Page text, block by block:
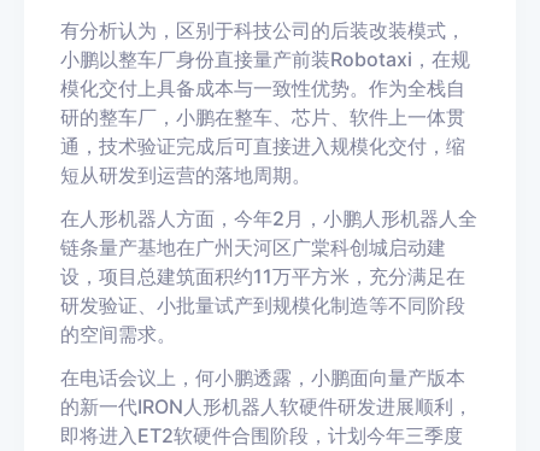
有分析认为，区别于科技公司的后装改装模式，
小鹏以整车厂身份直接量产前装Robotaxi，在规
模化交付上具备成本与一致性优势。作为全栈自
研的整车厂，小鹏在整车、芯片、软件上一体贯
通，技术验证完成后可直接进入规模化交付，缩
短从研发到运营的落地周期。
在人形机器人方面，今年2月，小鹏人形机器人全
链条量产基地在广州天河区广棠科创城启动建
设，项目总建筑面积约11万平方米，充分满足在
研发验证、小批量试产到规模化制造等不同阶段
的空间需求。
在电话会议上，何小鹏透露，小鹏面向量产版本
的新一代IRON人形机器人软硬件研发进展顺利，
即将进入ET2软硬件合围阶段，计划今年三季度